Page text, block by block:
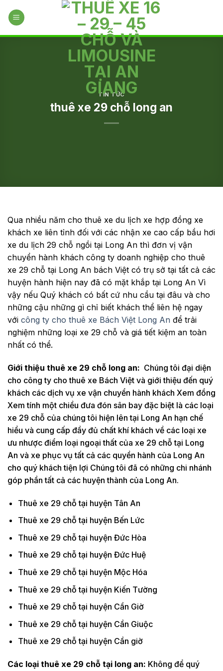
TIN TỨC
thuê xe 29 chỗ long an
Qua nhiều năm cho thuê xe du lịch xe hợp đồng xe
khách xe liên tỉnh đối với các nhận xe cao cấp bầu hơi
xe du lịch 29 chỗ ngồi tại Long An thì đơn vị vận
chuyển hành khách công ty doanh nghiệp cho thuê
xe 29 chỗ tại Long An bách Việt có trụ sở tại tất cả các
huyện hành hiện nay đã có mặt khắp tại Long An Vì
vậy nếu Quý khách có bất cứ nhu cầu tại đâu và cho
những cậu những gì chỉ biết khách thể liên hệ ngay
với công ty cho thuê xe Bách Việt Long An để trải
nghiệm những loại xe 29 chỗ và giá tiết kiệm an toàn
nhất có thể.
Giới thiệu thuê xe 29 chỗ long an: Chúng tôi đại diện
cho công ty cho thuê xe Bách Việt và giới thiệu đến quý
khách các dịch vụ xe vận chuyển hành khách Xem đồng
Xem tính một chiều đưa đón sân bay đặc biệt là các loại
xe 29 chỗ của chúng tôi hiện lên tại Long An hạn chế
hiểu và cung cấp đầy đủ chất khí khách về các loại xe
ưu nhược điểm loại ngoại thất của xe 29 chỗ tại Long
An và xe phục vụ tất cả các quyền hành của Long An
cho quý khách tiện lợi Chúng tôi đã có những chi nhánh
góp phần tất cả các huyện thành của Long An.
Thuê xe 29 chỗ tại huyện Tân An
Thuê xe 29 chỗ tại huyện Bến Lức
Thuê xe 29 chỗ tại huyện Đức Hòa
Thuê xe 29 chỗ tại huyện Đức Huệ
Thuê xe 29 chỗ tại huyện Mộc Hóa
Thuê xe 29 chỗ tại huyện Kiến Tường
Thuê xe 29 chỗ tại huyện Cần Giờ
Thuê xe 29 chỗ tại huyện Cần Giuộc
Thuê xe 29 chỗ tại huyện Cần giờ
Các loại thuê xe 29 chỗ tại long an: Không để quý